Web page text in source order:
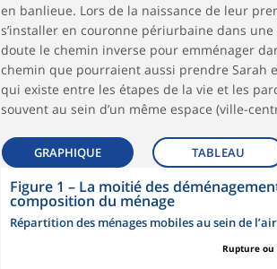
en banlieue. Lors de la naissance de leur
s’installer en couronne périurbaine dans
doute le chemin inverse pour emménager
chemin que pourraient aussi prendre Sarah
qui existe entre les étapes de la vie et les
souvent au sein d’un même espace (ville-
GRAPHIQUE TABLEAU
Figure 1 – La moitié des
composition du ménage
Répartition des ménages mobiles au sein de
Rupture ou